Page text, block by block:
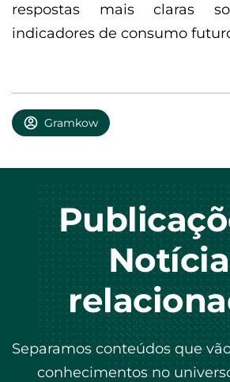
respostas mais claras
indicadores de consumo
Gramkow
Separamos conteúdos que
conhecimentos no